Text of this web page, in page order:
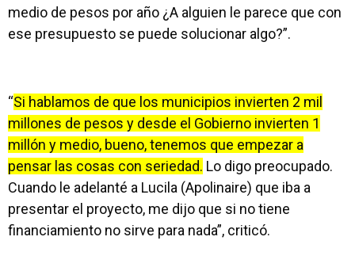
medio de pesos por año ¿A alguien le parece que con
ese presupuesto se puede solucionar algo?”.
“Si hablamos de que los municipios invierten 2 mil
millones de pesos y desde el Gobierno invierten 1
millón y medio, bueno, tenemos que empezar a
pensar las cosas con seriedad. Lo digo preocupado.
Cuando le adelanté a Lucila (Apolinaire) que iba a
presentar el proyecto, me dijo que si no tiene
financiamiento no sirve para nada”, criticó.